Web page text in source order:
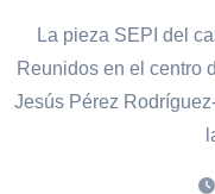
La pieza SEPI del
Reunidos en el centro
Jesús Pérez